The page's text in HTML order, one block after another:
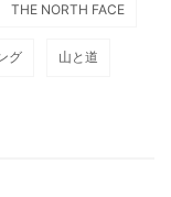
THE NORTH FACE
グ 山と道